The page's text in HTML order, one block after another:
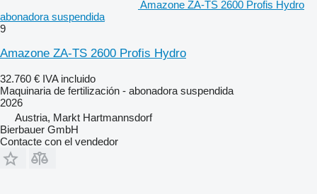
Amazone ZA-TS 2600 Profis Hydro
abonadora suspendida
9
Amazone ZA-TS 2600 Profis Hydro
32.760 € IVA incluido
Maquinaria de fertilización - abonadora suspendida
2026
Austria, Markt Hartmannsdorf
Bierbauer GmbH
Contacte con el vendedor